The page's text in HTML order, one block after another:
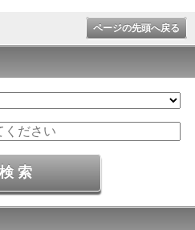
ページの先頭へ戻る